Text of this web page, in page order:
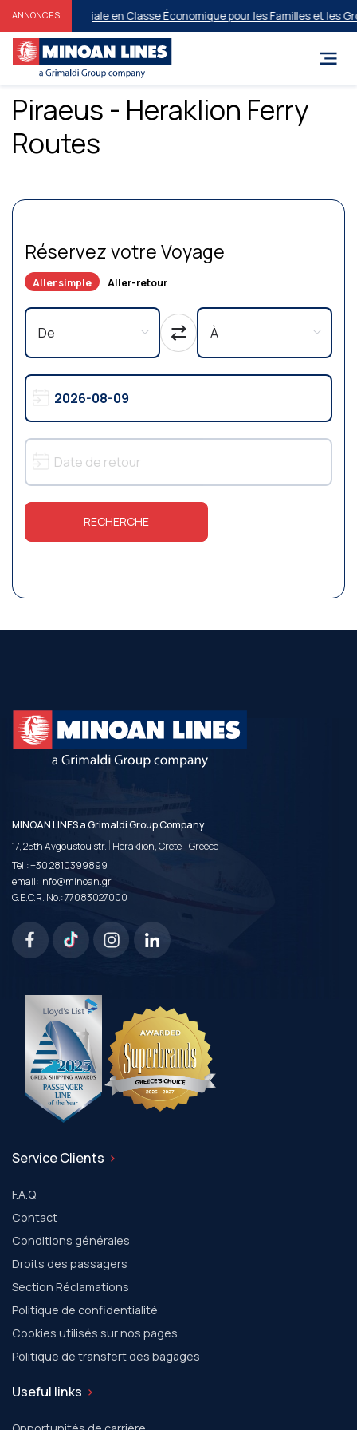
ANNONCES
Offre Spéciale en Classe Économique pour les Familles et les
Piraeus - Heraklion Ferry
Routes
Réservez votre Voyage
Aller simple Aller-retour
RECHERCHE
MINOAN LINES a Grimaldi Group Company
17, 25th Avgoustou str. | Heraklion, Crete - Greece
Tel.:+30 2810399899
email:info@minoan.gr
G.E.C.R. No.: 77083027000
Service Clients
F.A.Q
Contact
Conditions générales
Droits des passagers
Section Réclamations
Politique de confidentialité
Cookies utilisés sur nos pages
Politique de transfert des bagages
Useful links